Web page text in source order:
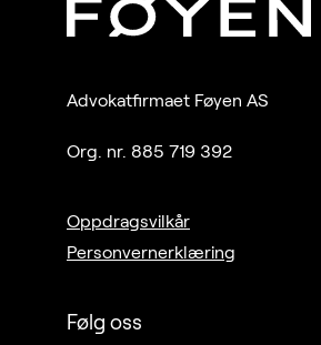
Advokatfirmaet Føyen AS
Org. nr. 885 719 392
Oppdragsvilkår
Personvernerklæring
Følg oss